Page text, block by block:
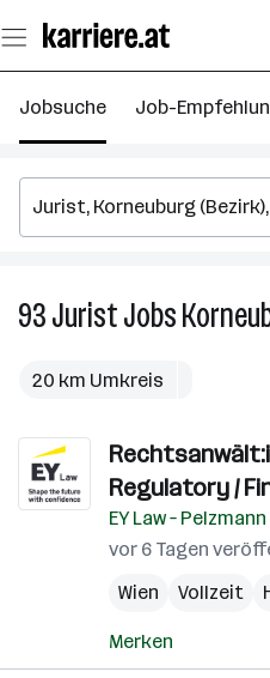
Seiteninhalt
springen
Jobsuche Job-
93JuristJobs
20 km Umkreis
Regulatory /
EY Law –
vor 6 Tagen
Wien
Vollzeit
Merken